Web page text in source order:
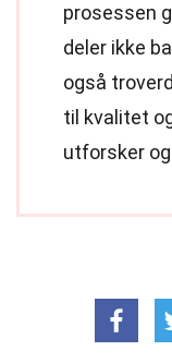
prosessen
deler ikke
også
til kvalitet
utforsker